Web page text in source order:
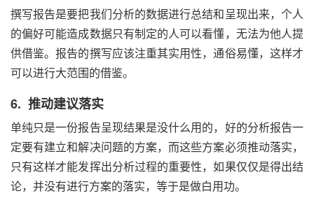
撰写报告是要把我们分析的数据进行总结和呈现出来，个人
的偏好可能造成数据只有制定的人可以看懂，无法为他人提
供借鉴。报告的撰写应该注重其实用性，通俗易懂，这样才
可以进行大范围的借鉴。
6. 推动建议落实
单纯只是一份报告呈现结果是没什么用的，好的分析报告一
定要有建立和解决问题的方案，而这些方案必须推动落实，
只有这样才能发挥出分析过程的重要性，如果仅仅是得出结
论，并没有进行方案的落实，等于是做白用功。